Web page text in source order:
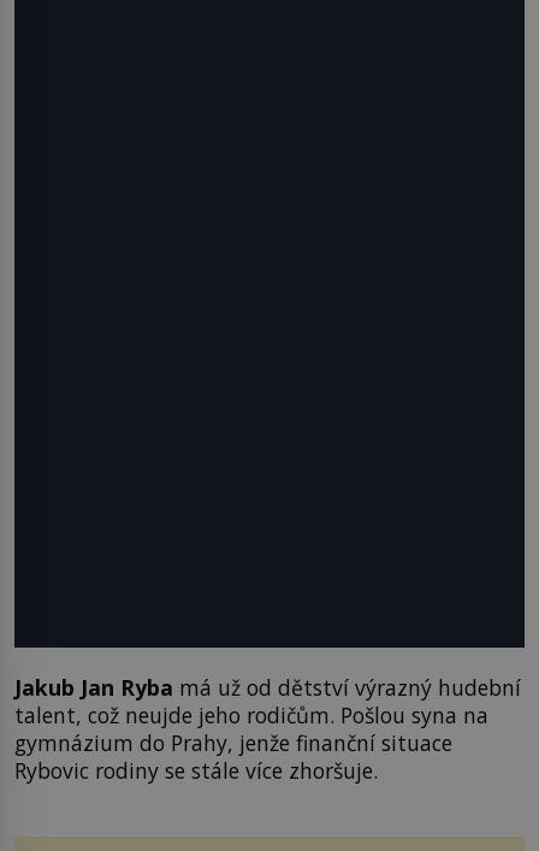
Jakub Jan Ryba má už od dětství výrazný hudební
talent, což neujde jeho rodičům. Pošlou syna na
gymnázium do Prahy, jenže finanční situace
Rybovic rodiny se stále více zhoršuje.